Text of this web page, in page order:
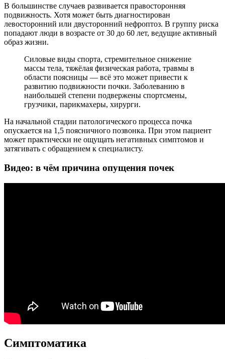
В большинстве случаев развивается правосторонняя
подвижность. Хотя может быть диагностирован
левосторонний или двусторонний нефроптоз. В группу риска
попадают люди в возрасте от 30 до 60 лет, ведущие активный
образ жизни.
Силовые виды спорта, стремительное снижение
массы тела, тяжёлая физическая работа, травмы в
области поясницы — всё это может привести к
развитию подвижности почки. Заболеванию в
наибольшей степени подвержены спортсмены,
грузчики, парикмахеры, хирурги.
На начальной стадии патологического процесса почка
опускается на 1,5 поясничного позвонка. При этом пациент
может практически не ощущать негативных симптомов и
затягивать с обращением к специалисту.
Видео: в чём причина опущения почек
Симптоматика